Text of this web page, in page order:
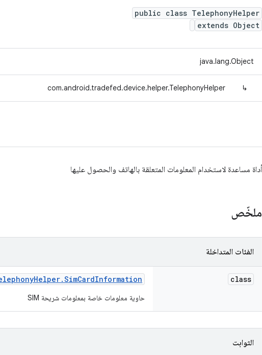
public class TelephonyHelper
extends Object
java.lang.Object
↳
com.android.tradefed.device.helper.TelephonyHelper
أداة مساعدة لاستخدام المعلومات المتعلقة بالهاتف والحصول عليها
ملخّص
الفئات المتداخلة
class
Helper.SimCardInformation
حاوية معلومات خاصة بمعلومات شريحة SIM
الثوابت